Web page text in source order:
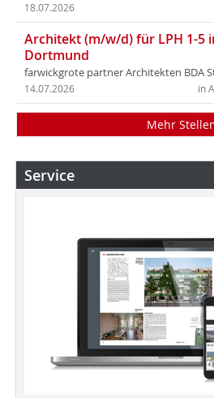
18.07.2026
Architekt (m/w/d) für LPH 1-5
Dortmund
farwickgrote partner Architekten BDA
in
14.07.2026
Mehr
Service